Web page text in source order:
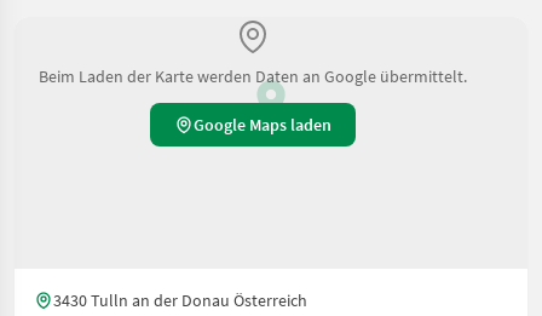
Beim Laden der Karte werden Daten an Google übermittelt.
Google Maps laden
3430 Tulln an der Donau Österreich